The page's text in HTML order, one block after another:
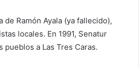
de Ramón Ayala (ya fallecido),
locales. En 1991, Senatur
a Las Tres Caras.